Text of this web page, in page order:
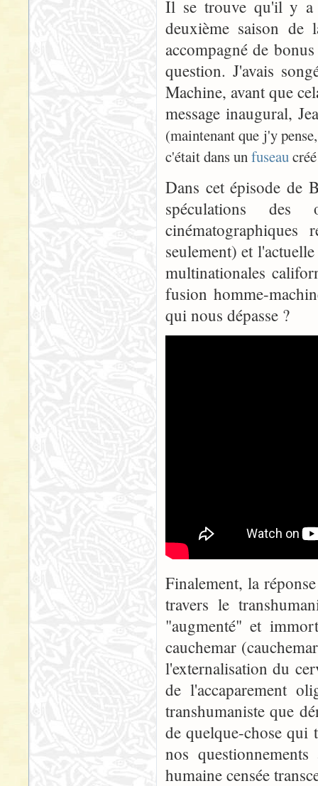
Il se trouve qu'il y a
deuxième saison de
accompagné de
question. J'avais
Machine, avant que
message inaugural,
(maintenant que j'y
c'était dans unfuseau
Dans cet épisode de
spéculations
seulement) et
multinationales
fusion homme-
qui nous dépasse ?
Finalement, la
travers le
"augmenté" et
cauchemar
l'externalisation du
de l'accaparement
transhumaniste que
de quelque-chose qui
nos
humaine censée